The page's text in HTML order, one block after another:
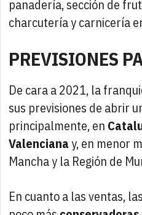
panadería, sección de
charcutería y carnicería
PREVISIONES
De cara a 2021, la
sus previsiones de abrir
principalmente, en
Valencianay, en menor
Mancha y la Región de
En cuanto a las ventas, las